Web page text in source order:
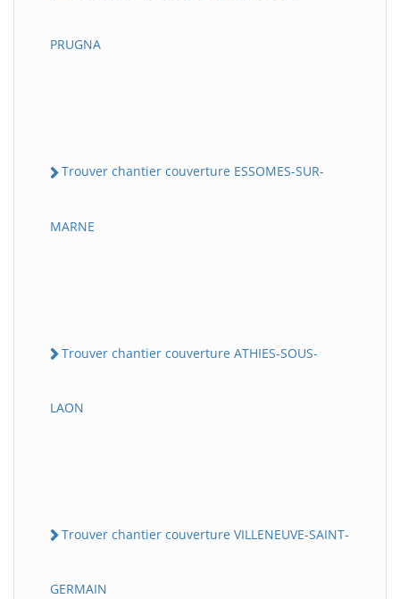
PRUGNA
Trouver chantier couverture ESSOMES-SUR-
MARNE
Trouver chantier couverture ATHIES-SOUS-
LAON
Trouver chantier couverture VILLENEUVE-SAINT-
GERMAIN